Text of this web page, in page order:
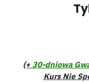
(+ 30-dniowa
Kurs Nie